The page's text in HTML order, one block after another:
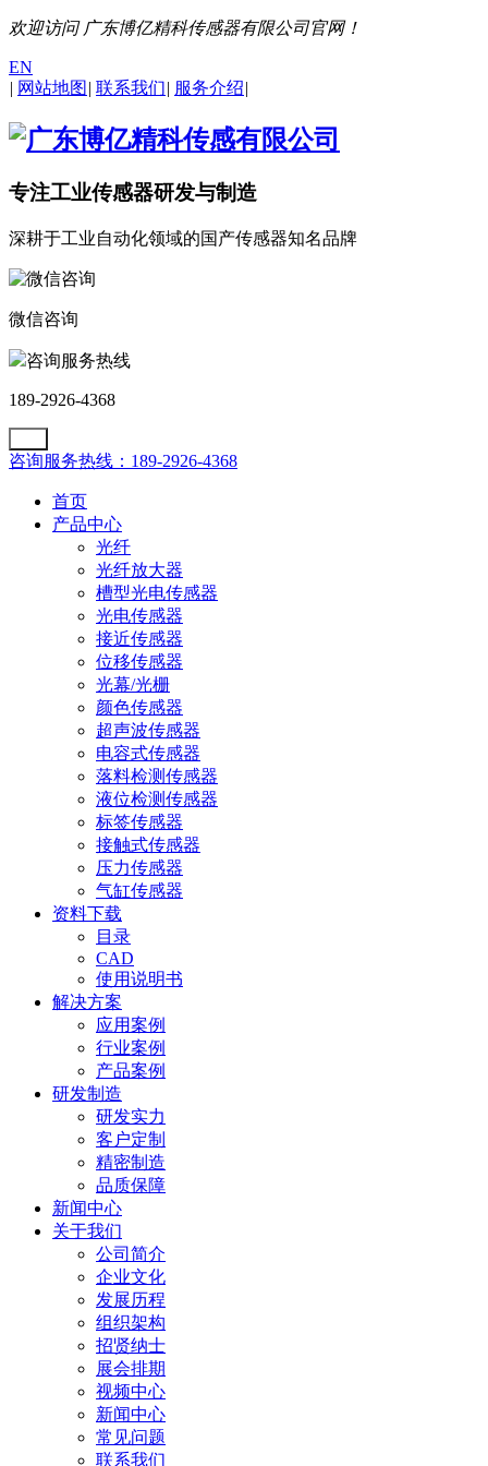
欢迎访问 广东博亿精科传感器有限公司官网！
EN
| 网站地图 | 联系我们| 服务介绍|
专注工业传感器研发与制造
深耕于工业自动化领域的国产传感器知名品牌
微信咨询
咨询服务热线
189-2926-4368
咨询服务热线：189-2926-4368
首页
产品中心
光纤
光纤放大器
槽型光电传感器
光电传感器
接近传感器
位移传感器
光幕/光栅
颜色传感器
超声波传感器
电容式传感器
落料检测传感器
液位检测传感器
标签传感器
接触式传感器
压力传感器
气缸传感器
资料下载
目录
CAD
使用说明书
解决方案
应用案例
行业案例
产品案例
研发制造
研发实力
客户定制
精密制造
品质保障
新闻中心
关于我们
公司简介
企业文化
发展历程
组织架构
招贤纳士
展会排期
视频中心
新闻中心
常见问题
联系我们